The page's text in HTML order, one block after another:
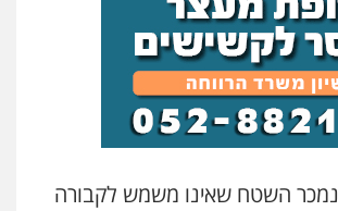
בשנת 1973 נמכר השטח שאינו משמש לקבורה